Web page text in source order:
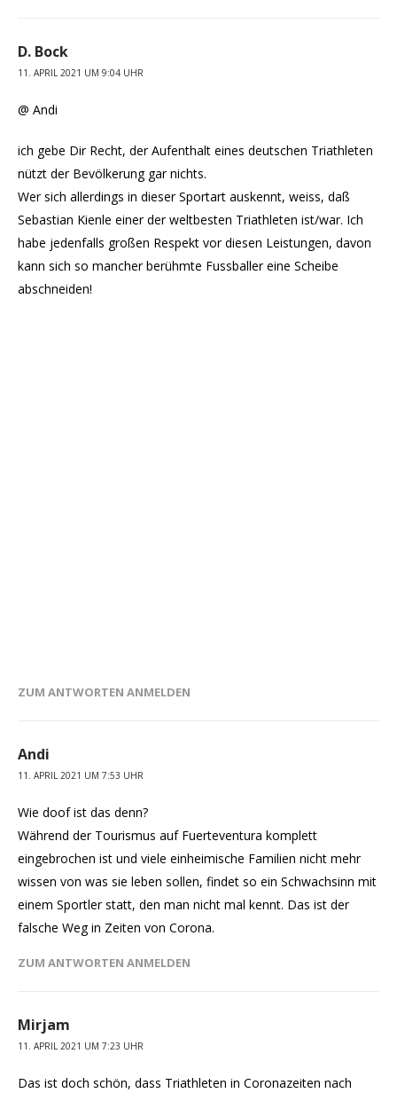
D. Bock
11. APRIL 2021 UM 9:04 UHR
@ Andi
ich gebe Dir Recht, der Aufenthalt eines deutschen Triathleten
nützt der Bevölkerung gar nichts.
Wer sich allerdings in dieser Sportart auskennt, weiss, daß
Sebastian Kienle einer der weltbesten Triathleten ist/war. Ich
habe jedenfalls großen Respekt vor diesen Leistungen, davon
kann sich so mancher berühmte Fussballer eine Scheibe
abschneiden!
ZUM ANTWORTEN ANMELDEN
Andi
11. APRIL 2021 UM 7:53 UHR
Wie doof ist das denn?
Während der Tourismus auf Fuerteventura komplett
eingebrochen ist und viele einheimische Familien nicht mehr
wissen von was sie leben sollen, findet so ein Schwachsinn mit
einem Sportler statt, den man nicht mal kennt. Das ist der
falsche Weg in Zeiten von Corona.
ZUM ANTWORTEN ANMELDEN
Mirjam
11. APRIL 2021 UM 7:23 UHR
Das ist doch schön, dass Triathleten in Coronazeiten nach